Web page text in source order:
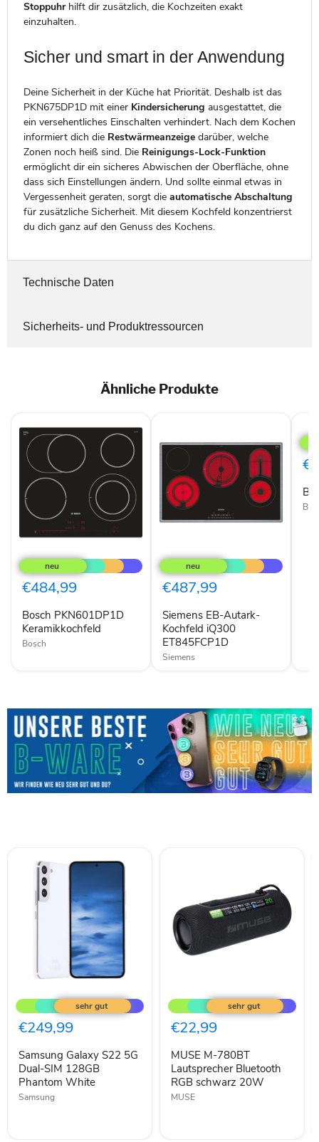
Stoppuhrhilft dir zusätzlich, die Kochzeiten exakt
einzuhalten.
Sicher und smart in der Anwendung
Deine Sicherheit in der Küche hat Priorität. Deshalb ist das
PKN675DP1D mit einer Kindersicherung ausgestattet, die
ein versehentliches Einschalten verhindert. Nach dem Kochen
informiert dich die Restwärmeanzeigedarüber, welche
Zonen noch heiß sind. Die Reinigungs-Lock-Funktion
ermöglicht dir ein sicheres Abwischen der Oberfläche, ohne
dass sich Einstellungen ändern. Und sollte einmal etwas in
Vergessenheit geraten, sorgt die automatische Abschaltung
für zusätzliche Sicherheit. Mit diesem Kochfeld konzentrierst
du dich ganz auf den Genuss des Kochens.
Technische Daten
Sicherheits- und Produktressourcen
Ähnliche Produkte
PKN601DP1D
Keramikkochfeld
€484,99
Bosch PKN601DP1D
Keramikkochfeld
Bosch
EB-
Autark-
Kochfeld
iQ300
€487,99
Siemens EB-Autark-
Kochfeld iQ300
ET845FCP1D
Siemens
Galaxy
S22
5G
Dual-
128GB
Phantom
White
€249,99
Samsung Galaxy S22 5G
Dual-SIM 128GB
Phantom White
Samsung
M-
780BT
Lautsprecher
Bluetooth
schwarz
20W
€22,99
MUSE M-780BT
Lautsprecher Bluetooth
RGB schwarz 20W
MUSE